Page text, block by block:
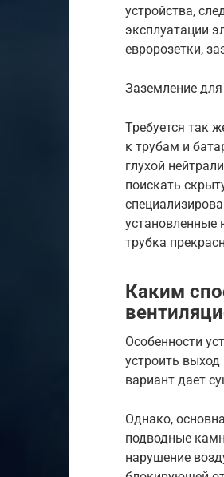
устройства,
эксплуатации
евророзетки,
Заземление
Требуется так
к трубам и
глухой
поискать
установленные
трубка
Каким
Особенности
устроить
вариант дает
Однако,
подводные
нарушение